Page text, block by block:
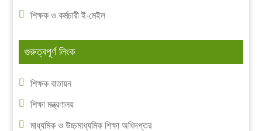
শিক্ষক ও কর্মচারী ই-মেইল
গুরুত্বপূর্ণ লিংক
শিক্ষক বাতায়ন
শিক্ষা মন্ত্রণালয়
মাধ্যমিক ও উচ্চমাধ্যমিক শিক্ষা অধিদপ্তর